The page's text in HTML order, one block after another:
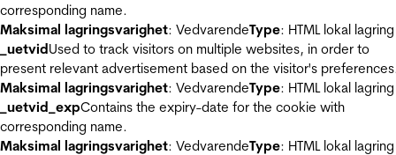
corresponding name.
Maksimal lagringsvarighet: VedvarendeType: HTML lokal lagring
_uetvidUsed to track visitors on multiple websites, in order to
present relevant advertisement based on the visitor's
Maksimal lagringsvarighet: VedvarendeType: HTML lokal lagring
_uetvid_expContains the expiry-date for the cookie with
corresponding name.
Maksimal lagringsvarighet: VedvarendeType: HTML lokal lagring